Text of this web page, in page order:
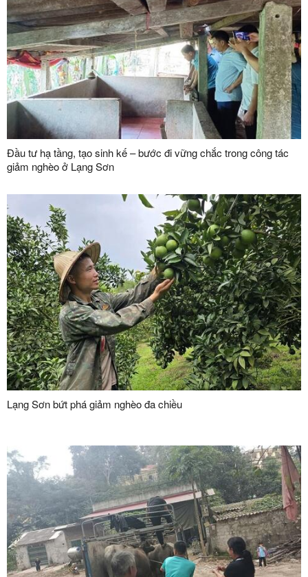
Đầu tư hạ tầng, tạo sinh kế – bước đi vững chắc trong công tác
giảm nghèo ở Lạng Sơn
Lạng Sơn bứt phá giảm nghèo đa chiều